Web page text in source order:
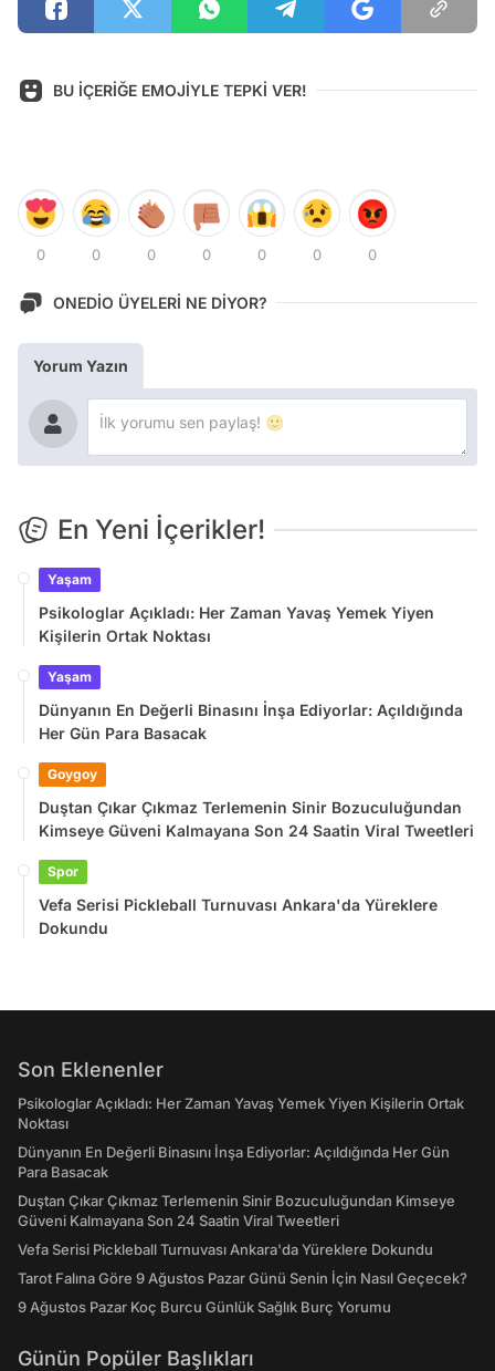
BU İÇERİĞE EMOJİYLE TEPKİ VER!
0 0 0 0 0 0 0
ONEDİO ÜYELERİ NE DİYOR?
Yorum Yazın
En Yeni İçerikler!
Yaşam
Psikologlar Açıkladı: Her Zaman Yavaş Yemek Yiyen
Kişilerin Ortak Noktası
Yaşam
Dünyanın En Değerli Binasını İnşa Ediyorlar: Açıldığında
Her Gün Para Basacak
Goygoy
Duştan Çıkar Çıkmaz Terlemenin Sinir Bozuculuğundan
Kimseye Güveni Kalmayana Son 24 Saatin Viral Tweetleri
Spor
Vefa Serisi Pickleball Turnuvası Ankara'da Yüreklere
Dokundu
Son Eklenenler
Psikologlar Açıkladı: Her Zaman Yavaş Yemek Yiyen Kişilerin Ortak
Noktası
Dünyanın En Değerli Binasını İnşa Ediyorlar: Açıldığında Her Gün
Para Basacak
Duştan Çıkar Çıkmaz Terlemenin Sinir Bozuculuğundan Kimseye
Güveni Kalmayana Son 24 Saatin Viral Tweetleri
Vefa Serisi Pickleball Turnuvası Ankara'da Yüreklere Dokundu
Tarot Falına Göre 9 Ağustos Pazar Günü Senin İçin Nasıl Geçecek?
9 Ağustos Pazar Koç Burcu Günlük Sağlık Burç Yorumu
Günün Popüler Başlıkları